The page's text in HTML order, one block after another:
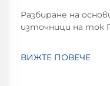
Разбиране на
източници на ток
Това е гъвкаво,
ВИЖТЕ ПОВЕЧЕ